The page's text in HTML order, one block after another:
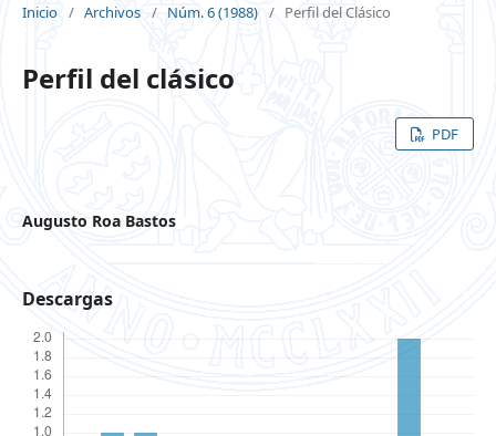
Inicio / Archivos / Núm. 6 (1988) / Perfil del Clásico
Perfil del clásico
PDF
Augusto Roa Bastos
Descargas